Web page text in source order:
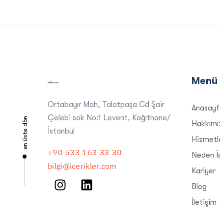
en üste dön
Ortabayır Mah, Talatpaşa Cd Şair
Çelebi sok No:1 Levent, Kağıthane/
İstanbul
+90 533 163 33 30
bilgi@icerikler.com
Menü
Neden
Kariyer
Blog
İletişim